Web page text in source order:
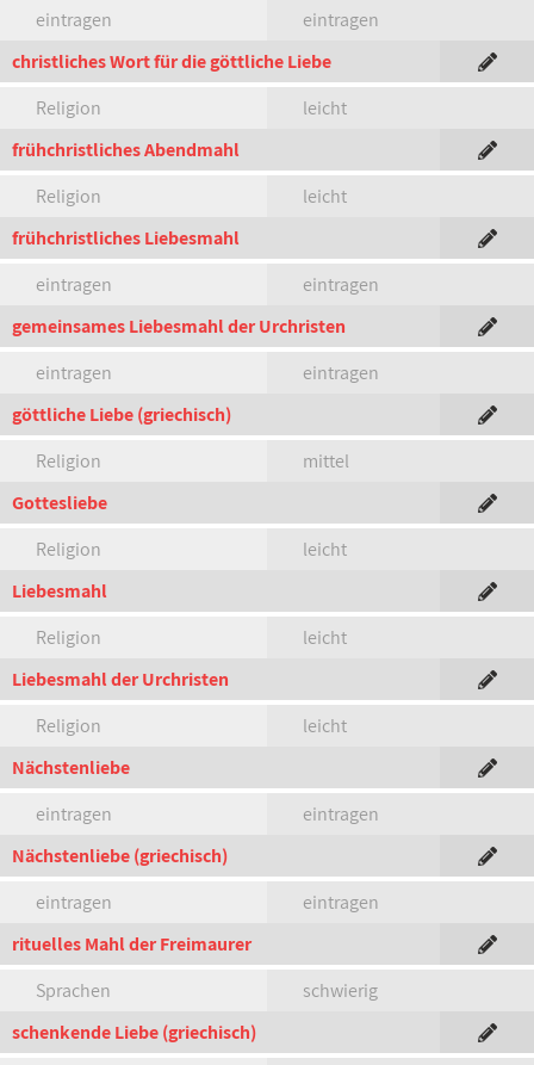
eintragen
eintragen
christliches Wort für die göttliche Liebe
Religion
leicht
frühchristliches Abendmahl
Religion
leicht
frühchristliches Liebesmahl
eintragen
eintragen
gemeinsames Liebesmahl der Urchristen
eintragen
eintragen
göttliche Liebe (griechisch)
Religion
mittel
Gottesliebe
Religion
leicht
Liebesmahl
Religion
leicht
Liebesmahl der Urchristen
Religion
leicht
Nächstenliebe
eintragen
eintragen
Nächstenliebe (griechisch)
eintragen
eintragen
rituelles Mahl der Freimaurer
Sprachen
schwierig
schenkende Liebe (griechisch)